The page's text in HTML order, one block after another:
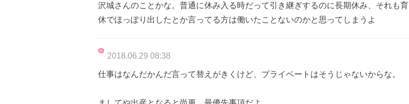
沢城さんのことかな。普通に休み入る時だって引き継ぎするのに長期休み、それも育
休でほっぽり出したとか言ってる方は働いたことないのかと思ってしまうよ
2018.06.29 08:38
仕事はなんだかんだ言って替えがきくけど、プライベートはそうじゃないからな。